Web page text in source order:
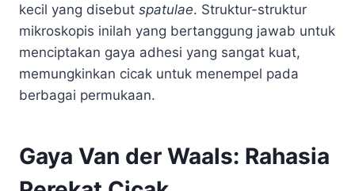
kecil yang disebut spatulae. Struktur-struktur
mikroskopis inilah yang bertanggung jawab untuk
menciptakan gaya adhesi yang sangat kuat,
memungkinkan cicak untuk menempel pada
berbagai permukaan.
Gaya Van der Waals: Rahasia